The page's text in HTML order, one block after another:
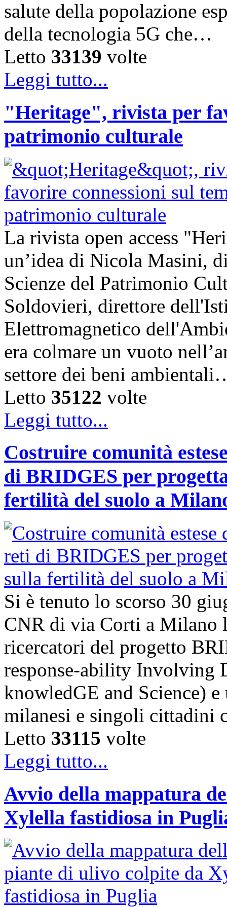
salute della popolazione
della tecnologia 5G che…
Letto 33139 volte
Leggi tutto...
"Heritage", rivista per
patrimonio culturale
La rivista open access
un’idea di Nicola Masini,
Scienze del Patrimonio
Soldovieri, direttore
Elettromagnetico
era colmare un vuoto
settore dei beni
Letto 35122 volte
Leggi tutto...
Costruire comunità
di BRIDGES per
fertilità del suolo a
Si è tenuto lo scorso 30
CNR di via Corti a Milano
ricercatori del progetto
response-ability Involving
knowledGE and Science)
milanesi e singoli
Letto 33115 volte
Leggi tutto...
Avvio della mappatura
Xylella fastidiosa in